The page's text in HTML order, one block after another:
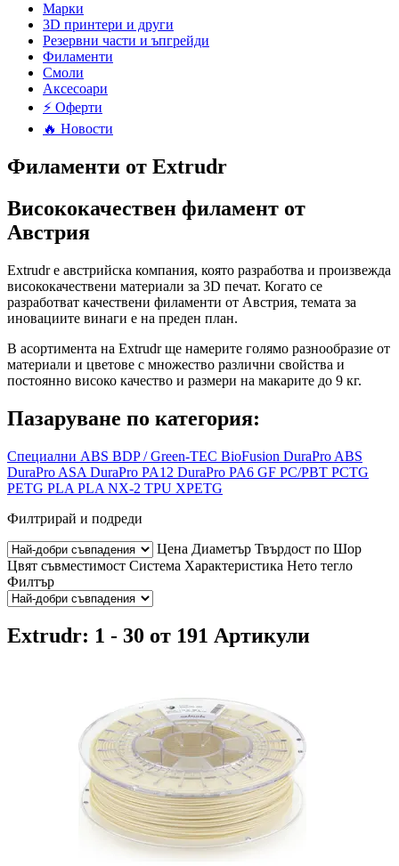
Mарки
3D принтери и други
Резервни части и ъпгрейди
Филаменти
Смоли
Аксесоари
⚡ Оферти
🔥 Новости
Филаменти от Extrudr
Висококачествен филамент от
Австрия
Extrudr е австрийска компания, която разработва и произвежда
висококачествени материали за 3D печат. Когато се
разработват качествени филаменти от Австрия, темата за
иновациите винаги е на преден план.
В асортимента на Extrudr ще намерите голямо разнообразие от
материали и цветове с множество различни свойства и
постоянно високо качество и размери на макарите до 9 кг.
Пазаруване по категория:
Специални ABS BDP / Green-TEC BioFusion DuraPro ABS
DuraPro ASA DuraPro PA12 DuraPro PA6 GF PC/PBT PCTG
PETG PLA PLA NX-2 TPU XPETG
Филтрирай и подреди
Цена Диаметър Твърдост по Шор
Цвят съвместимост Система Характеристика Нето тегло
Филтър
Extrudr: 1 - 30 от 191 Артикули